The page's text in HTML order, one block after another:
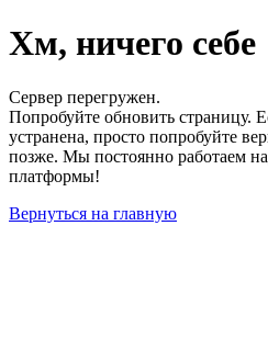
Хм, ничего себе
Сервер перегружен.
Попробуйте обновить страницу.
устранена, просто попробуйте
позже. Мы постоянно работаем
платформы!
Вернуться на главную